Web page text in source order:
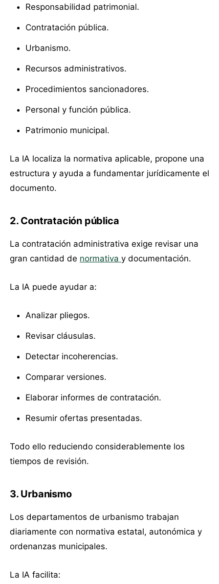
Responsabilidad patrimonial.
Contratación pública.
Urbanismo.
Recursos administrativos.
Procedimientos sancionadores.
Personal y función pública.
Patrimonio municipal.
La IA localiza la normativa aplicable, propone una
estructura y ayuda a fundamentar jurídicamente el
documento.
2. Contratación pública
La contratación administrativa exige revisar una
gran cantidad de normativa y documentación.
La IA puede ayudar a:
Analizar pliegos.
Revisar cláusulas.
Detectar incoherencias.
Comparar versiones.
Elaborar informes de contratación.
Resumir ofertas presentadas.
Todo ello reduciendo considerablemente los
tiempos de revisión.
3. Urbanismo
Los departamentos de urbanismo trabajan
diariamente con normativa estatal, autonómica y
ordenanzas municipales.
La IA facilita: